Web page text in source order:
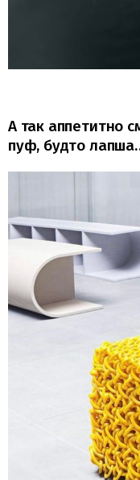
А так аппетитно
пуф, будто